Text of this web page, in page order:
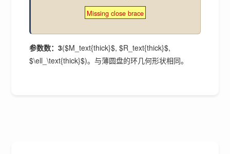
Missing close brace
参数数：3($M_text{thick}$, $R_text{thick}$,
$\ell_\text{thick}$)。与薄圆盘的环几何形状相同。